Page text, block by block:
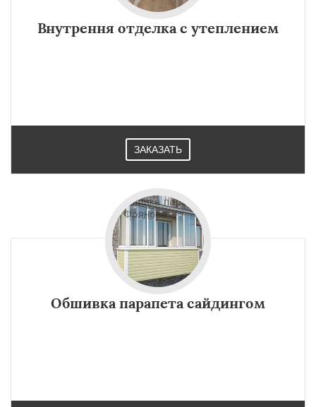
Черусти
Внутрення отделка с утеплением
ЗАКАЗАТЬ
Обшивка парапета сайдингом
Даю согласие на обработку персональных данных